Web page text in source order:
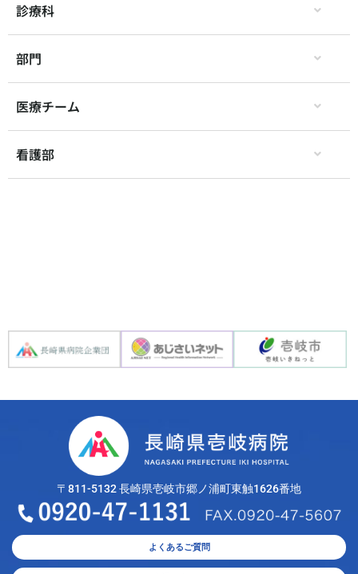
診療科
部門
医療チーム
看護部
〒811-5132 長崎県壱岐市郷ノ浦町東触1626番地
よくあるご質問